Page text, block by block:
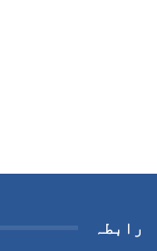
رابطہ